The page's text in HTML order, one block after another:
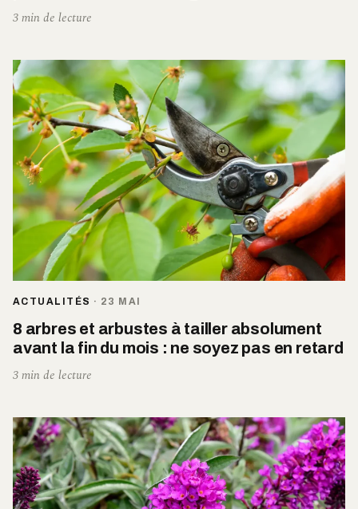
3 min de lecture
ACTUALITÉS · 23 MAI
8 arbres et arbustes à tailler absolument
avant la fin du mois : ne soyez pas en retard
3 min de lecture